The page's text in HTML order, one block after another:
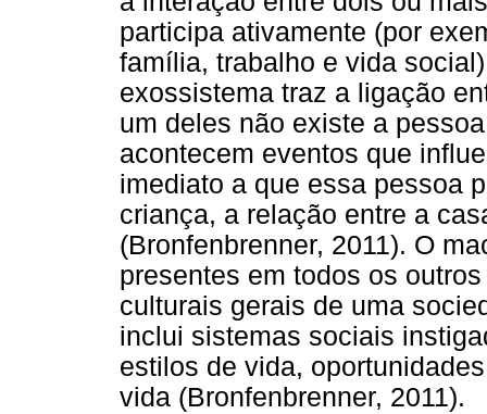
participa ativamente (por
família, trabalho e vida
exossistema traz a ligação
um deles não existe a
acontecem eventos que
imediato a que essa pessoa
criança, a relação entre a
(Bronfenbrenner, 2011). O
presentes em todos os
culturais gerais de uma
inclui sistemas sociais
estilos de vida,
vida (Bronfenbrenner, 2011).